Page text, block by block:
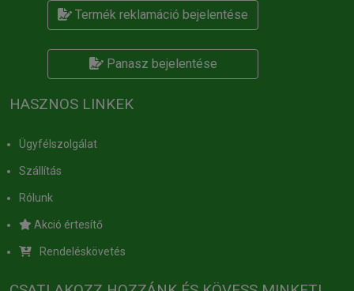
Termék reklamáció bejelentése
Panasz bejelentése
HASZNOS LINKEK
Ügyfélszolgálat
Szállítás
Rólunk
Akció értesítő
Rendeléskövetés